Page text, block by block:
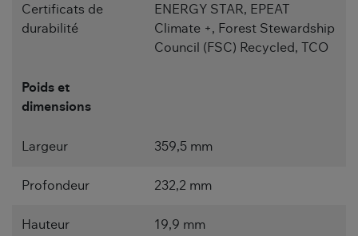
Certificats de
durabilité
ENERGY STAR, EPEAT
Climate +, Forest Stewardship
Council (FSC) Recycled, TCO
Poids et
dimensions
Largeur 359,5 mm
Profondeur 232,2 mm
Hauteur 19,9 mm